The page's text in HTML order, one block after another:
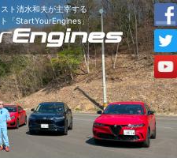
ト清水和夫が主宰する
「StartYourEngines」